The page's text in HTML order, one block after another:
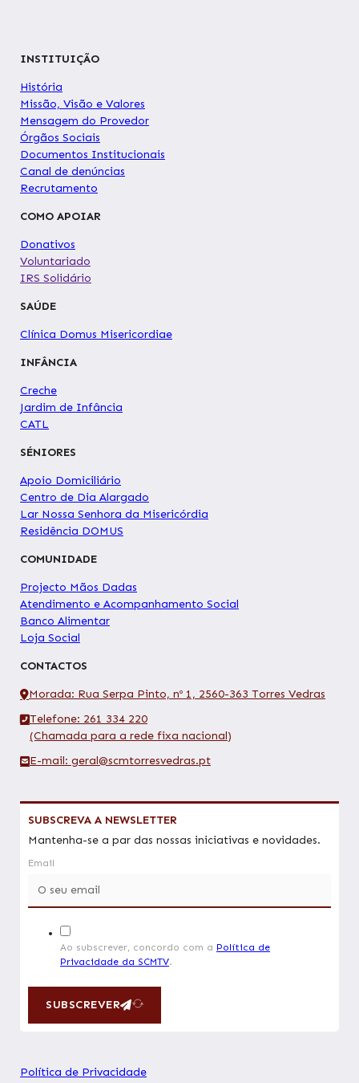
INSTITUIÇÃO
História
Missão, Visão e Valores
Mensagem do Provedor
Órgãos Sociais
Documentos Institucionais
Canal de denúncias
Recrutamento
COMO APOIAR
Donativos
Voluntariado
IRS Solidário
SAÚDE
Clínica Domus Misericordiae
INFÂNCIA
Creche
Jardim de Infância
CATL
SÉNIORES
Apoio Domiciliário
Centro de Dia Alargado
Lar Nossa Senhora da Misericórdia
Residência DOMUS
COMUNIDADE
Projecto Mãos Dadas
Atendimento e Acompanhamento Social
Banco Alimentar
Loja Social
CONTACTOS
Morada: Rua Serpa Pinto, nº 1, 2560-363 Torres Vedras
Telefone: 261 334 220
(Chamada para a rede fixa nacional)
E-mail: geral@scmtorresvedras.pt
SUBSCREVA A NEWSLETTER
Mantenha-se a par das nossas iniciativas e novidades.
Email
Ao subscrever, concordo com a Política de
Privacidade da SCMTV.
SUBSCREVER
Política de Privacidade